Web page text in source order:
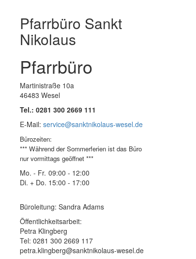
Pfarrbüro Sankt
Nikolaus
Pfarrbüro
Martinistraße 10a
46483 Wesel
Tel.: 0281 300 2669 111
E-Mail: service@sanktnikolaus-wesel.de
Bürozeiten:
*** Während der Sommerferien ist das Büro
nur vormittags geöffnet ***
Mo. - Fr. 09:00 - 12:00
Di. + Do. 15:00 - 17:00
Büroleitung: Sandra Adams
Öffentlichkeitsarbeit:
Petra Klingberg
Tel: 0281 300 2669 117
petra.klingberg@sanktnikolaus-wesel.de